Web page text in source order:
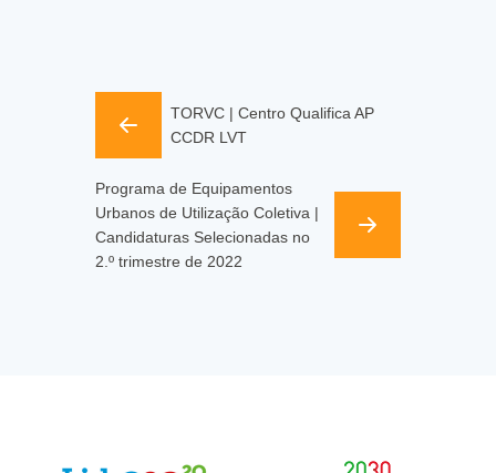
TORVC | Centro Qualifica AP
CCDR LVT
Programa de Equipamentos
Urbanos de Utilização Coletiva |
Candidaturas Selecionadas no
2.º trimestre de 2022